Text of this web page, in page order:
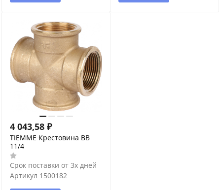
4 043,58 ₽
TIEMME Крестовина ВВ
11/4
Срок поставки от 3х дней
Артикул 1500182